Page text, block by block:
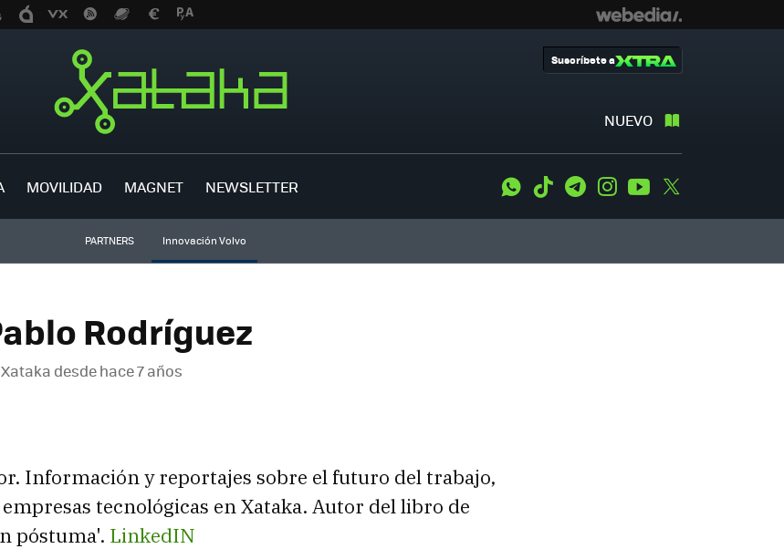
NUEVO
Suscríbete a
MOVILIDAD MAGNET NEWSLETTER WhatsApp
Tiktok TelegramInstagramYoutube
PARTNERS Innovación Volvo
Rodríguez
Xataka desdehace 7 años
Información y reportajes sobre el futuro del trabajo,
tecnológicas en Xataka. Autor del libro de
póstuma'. LinkedIN